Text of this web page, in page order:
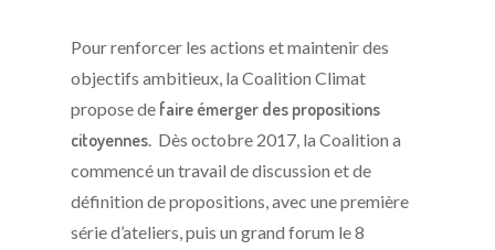
Pour renforcer les actions et maintenir des
objectifs ambitieux, la Coalition Climat
propose de faire émerger des propositions
citoyennes. Dès octobre 2017, la Coalition a
commencé un travail de discussion et de
définition de propositions, avec une première
série d’ateliers, puis un grand forum le 8